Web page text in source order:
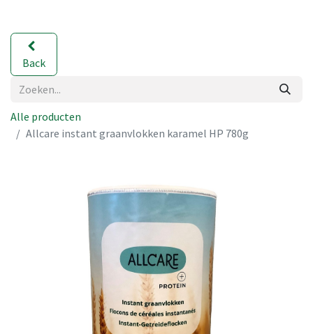
Back
Alle producten
Allcare instant graanvlokken karamel HP 780g